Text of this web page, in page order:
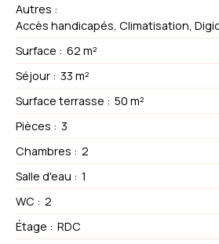
Autres :
Surface : 62 m²
Séjour : 33 m²
Surface terrasse : 50 m²
Pièces : 3
Chambres : 2
Salle d'eau : 1
WC : 2
Étage : RDC